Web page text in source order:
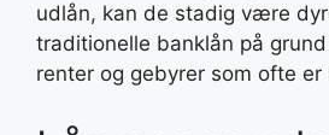
udlån, kan de stadig være
traditionelle banklån på
renter og gebyrer som ofte